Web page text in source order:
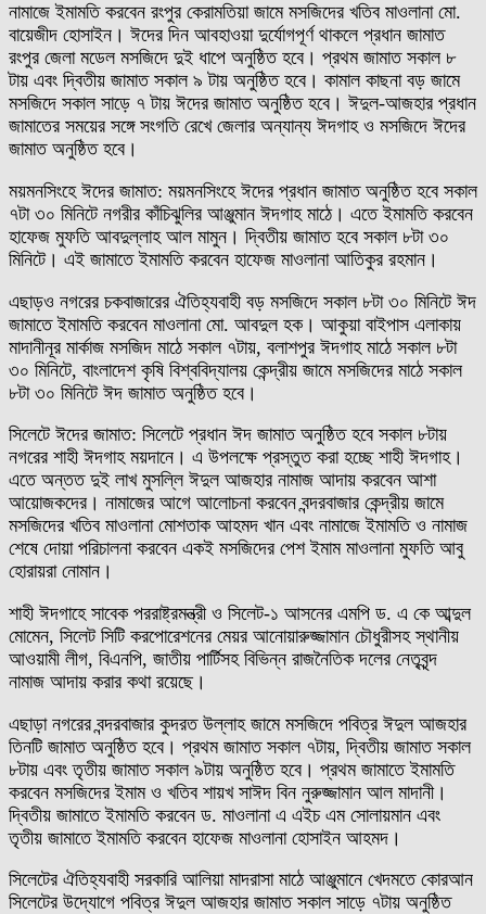
নামাজে ইমামতি করবেন রংপুর কেরামতিয়া জামে মসজিদের খতিব মাওলানা মো.
বায়েজীদ হোসাইন। ঈদের দিন আবহাওয়া দুর্যোগপূর্ণ থাকলে প্রধান জামাত
রংপুর জেলা মডেল মসজিদে দুই ধাপে অনুষ্ঠিত হবে। প্রথম জামাত সকাল ৮
টায় এবং দ্বিতীয় জামাত সকাল ৯ টায় অনুষ্ঠিত হবে। কামাল কাছনা বড় জামে
মসজিদে সকাল সাড়ে ৭ টায় ঈদের জামাত অনুষ্ঠিত হবে। ঈদুল-আজহার প্রধান
জামাতের সময়ের সঙ্গে সংগতি রেখে জেলার অন্যান্য ঈদগাহ ও মসজিদে ঈদের
জামাত অনুষ্ঠিত হবে।
ময়মনসিংহে ঈদের জামাত: ময়মনসিংহে ঈদের প্রধান জামাত অনুষ্ঠিত হবে সকাল
৭টা ৩০ মিনিটে নগরীর কাঁচিঝুলির আঞ্জুমান ঈদগাহ মাঠে। এতে ইমামতি করবেন
হাফেজ মুফতি আবদুল্লাহ আল মামুন। দ্বিতীয় জামাত হবে সকাল ৮টা ৩০
মিনিটে। এই জামাতে ইমামতি করবেন হাফেজ মাওলানা আতিকুর রহমান।
এছাড়ও নগরের চকবাজারের ঐতিহ্যবাহী বড় মসজিদে সকাল ৮টা ৩০ মিনিটে ঈদ
জামাতে ইমামতি করবেন মাওলানা মো. আবদুল হক। আকুয়া বাইপাস এলাকায়
মাদানীনূর মার্কাজ মসজিদ মাঠে সকাল ৭টায়, বলাশপুর ঈদগাহ মাঠে সকাল ৮টা
৩০ মিনিটে, বাংলাদেশ কৃষি বিশ্ববিদ্যালয় কেন্দ্রীয় জামে মসজিদের মাঠে সকাল
৮টা ৩০ মিনিটে ঈদ জামাত অনুষ্ঠিত হবে।
সিলেটে ঈদের জামাত: সিলেটে প্রধান ঈদ জামাত অনুষ্ঠিত হবে সকাল ৮টায়
নগরের শাহী ঈদগাহ ময়দানে। এ উপলক্ষে প্রস্তুত করা হচ্ছে শাহী ঈদগাহ।
এতে অন্তত দুই লাখ মুসল্লি ঈদুল আজহার নামাজ আদায় করবেন আশা
আয়োজকদের। নামাজের আগে আলোচনা করবেন বন্দরবাজার কেন্দ্রীয় জামে
মসজিদের খতিব মাওলানা মোশতাক আহমদ খান এবং নামাজে ইমামতি ও নামাজ
শেষে দোয়া পরিচালনা করবেন একই মসজিদের পেশ ইমাম মাওলানা মুফতি আবু
হোরায়রা নোমান।
শাহী ঈদগাহে সাবেক পররাষ্ট্রমন্ত্রী ও সিলেট-১ আসনের এমপি ড. এ কে আব্দুল
মোমেন, সিলেট সিটি করপোরেশনের মেয়র আনোয়ারুজ্জামান চৌধুরীসহ স্থানীয়
আওয়ামী লীগ, বিএনপি, জাতীয় পার্টিসহ বিভিন্ন রাজনৈতিক দলের নেতৃবৃন্দ
নামাজ আদায় করার কথা রয়েছে।
এছাড়া নগরের বন্দরবাজার কুদরত উল্লাহ জামে মসজিদে পবিত্র ঈদুল আজহার
তিনটি জামাত অনুষ্ঠিত হবে। প্রথম জামাত সকাল ৭টায়, দ্বিতীয় জামাত সকাল
৮টায় এবং তৃতীয় জামাত সকাল ৯টায় অনুষ্ঠিত হবে। প্রথম জামাতে ইমামতি
করবেন মসজিদের ইমাম ও খতিব শায়খ সাঈদ বিন নুরুজ্জামান আল মাদানী।
দ্বিতীয় জামাতে ইমামতি করবেন ড. মাওলানা এ এইচ এম সোলায়মান এবং
তৃতীয় জামাতে ইমামতি করবেন হাফেজ মাওলানা হোসাইন আহমদ।
সিলেটের ঐতিহ্যবাহী সরকারি আলিয়া মাদরাসা মাঠে আঞ্জুমানে খেদমতে কোরআন
সিলেটের উদ্যোগে পবিত্র ঈদুল আজহার জামাত সকাল সাড়ে ৭টায় অনুষ্ঠিত